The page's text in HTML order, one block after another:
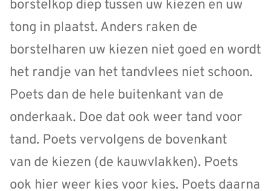
borstelkop diep tussen uw kiezen en uw
tong in plaatst. Anders raken de
borstelharen uw kiezen niet goed en wordt
het randje van het tandvlees niet schoon.
Poets dan de hele buitenkant van de
onderkaak. Doe dat ook weer tand voor
tand. Poets vervolgens de bovenkant
van de kiezen (de kauwvlakken). Poets
ook hier weer kies voor kies. Poets daarna